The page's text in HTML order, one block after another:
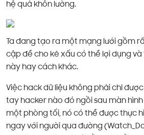
hệ quả khôn lường.
Ta đang tạo ra một mạng lưới gồm
cập để cho kẻ xấu có thể lợi dụng
này hay cách khác.
Việc hack dữ liệu không phải chỉ
tay hacker nào đó ngồi sau màn
một phòng tối, nó có thể được thực
ngay với người qua đường